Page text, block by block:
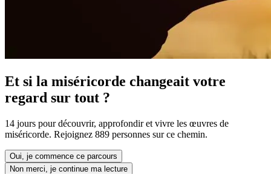
Et si la miséricorde changeait votre
regard sur tout ?
14 jours pour découvrir, approfondir et vivre les œuvres de
miséricorde. Rejoignez 889 personnes sur ce chemin.
Oui, je commence ce parcours
Non merci, je continue ma lecture